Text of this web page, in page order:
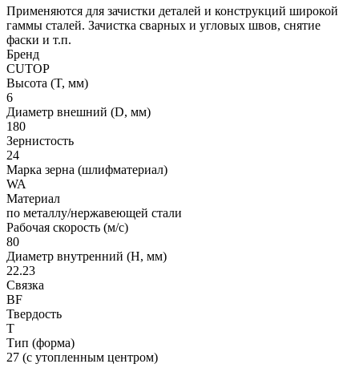
Применяются для зачистки деталей и конструкций широкой
гаммы сталей. Зачистка сварных и угловых швов, снятие
фаски и т.п.
Бренд
CUTOP
Высота (T, мм)
6
Диаметр внешний (D, мм)
180
Зернистость
24
Марка зерна (шлифматериал)
WA
Материал
по металлу/нержавеющей стали
Рабочая скорость (м/с)
80
Диаметр внутренний (H, мм)
22.23
Связка
BF
Твердость
T
Тип (форма)
27 (с утопленным центром)